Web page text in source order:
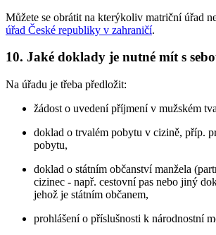
Můžete se obrátit na kterýkoliv matriční úřad
úřad České republiky v zahraničí.
10. Jaké doklady je nutné mít s
Na úřadu je třeba předložit:
žádost o uvedení příjmení v mužském
doklad o trvalém pobytu v cizině, příp.
pobytu,
doklad o státním občanství manžela
cizinec - např. cestovní pas nebo jiný
jehož je státním občanem,
prohlášení o příslušnosti k národnostní